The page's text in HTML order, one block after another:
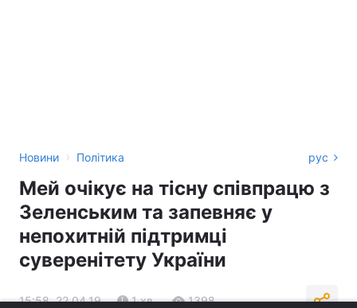
Новини › Політика рус
Мей очікує на тісну співпрацю з
Зеленським та запевняє у
непохитній підтримці
суверенітету України
15:58, 22.04.19 1 хв. 1398